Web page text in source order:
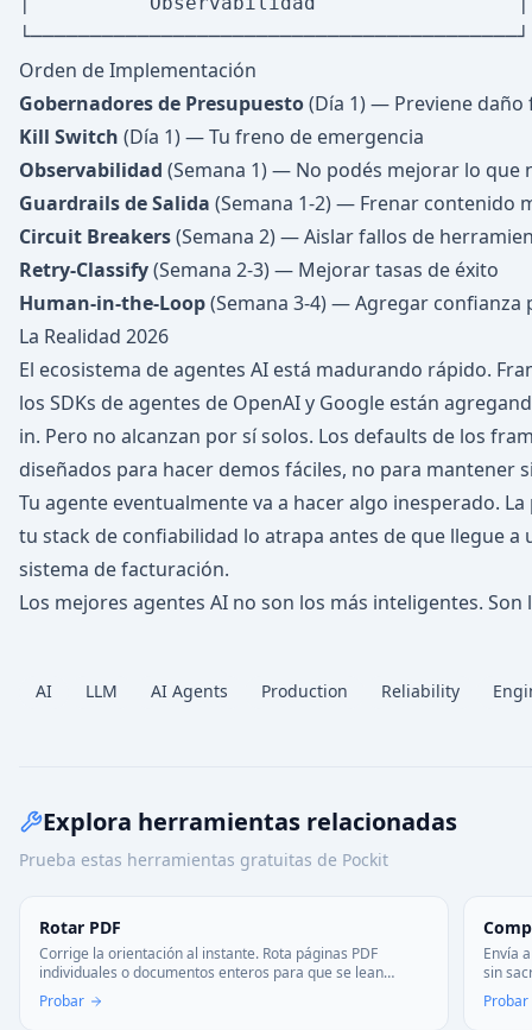
Orden de Implementación
Gobernadores de Presupuesto(Día 1) — Previene
Kill Switch (Día 1) — Tu freno de emergencia
Observabilidad (Semana 1) — No podés mejorar lo que
Guardrails de Salida (Semana 1-2) — Frenar contenido
Circuit Breakers(Semana 2) — Aislar fallos de
Retry-Classify(Semana 2-3) — Mejorar tasas de éxito
Human-in-the-Loop(Semana 3-4) — Agregar confianza
La Realidad 2026
El ecosistema de agentes AI está madurando rápido.
los SDKs de agentes de OpenAI y Google están
in. Pero no alcanzan por sí solos. Los defaults de los
diseñados para hacer demos fáciles, no para mantener
Tu agente eventualmente va a hacer algo inesperado.
tu stack de confiabilidad lo atrapa antes de que llegue a
sistema de facturación.
Los mejores agentes AI no son los más inteligentes.
AI LLM AI Agents Production Reliability
Explora herramientas relacionadas
Prueba estas herramientas gratuitas de Pockit
Rotar PDF
Corrige la orientación al instante. Rota páginas PDF
individuales o documentos enteros para que se lean
correctamente. Guardado rápido y sin marcas de agua.
Probar
Envía
sin
correo
Probar